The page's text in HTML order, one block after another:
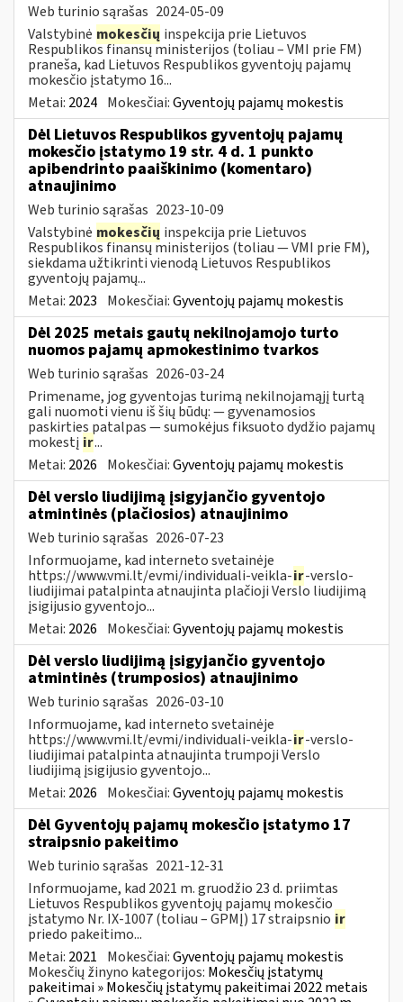
Web turinio sąrašas 2024-05-09
Valstybinė mokesčių inspekcija prie Lietuvos
Respublikos finansų ministerijos (toliau – VMI prie FM)
praneša, kad Lietuvos Respublikos gyventojų pajamų
mokesčio įstatymo 16...
Metai: 2024 Mokesčiai:Gyventojų pajamų mokestis
Dėl Lietuvos Respublikos gyventojų pajamų
mokesčio įstatymo 19 str. 4 d. 1 punkto
apibendrinto paaiškinimo (komentaro)
atnaujinimo
Web turinio sąrašas 2023-10-09
Valstybinė mokesčių inspekcija prie Lietuvos
Respublikos finansų ministerijos (toliau — VMI prie FM),
siekdama užtikrinti vienodą Lietuvos Respublikos
gyventojų pajamų...
Metai: 2023 Mokesčiai:Gyventojų pajamų mokestis
Dėl 2025 metais gautų nekilnojamojo turto
nuomos pajamų apmokestinimo tvarkos
Web turinio sąrašas 2026-03-24
Primename, jog gyventojas turimą nekilnojamąjį turtą
gali nuomoti vienu iš šių būdų: — gyvenamosios
paskirties patalpas — sumokėjus fiksuoto dydžio pajamų
mokestį ir...
Metai: 2026 Mokesčiai:Gyventojų pajamų mokestis
Dėl verslo liudijimą įsigyjančio gyventojo
atmintinės (plačiosios) atnaujinimo
Web turinio sąrašas 2026-07-23
Informuojame, kad interneto svetainėje
https://www.vmi.lt/evmi/individuali-veikla-ir-verslo-
liudijimai patalpinta atnaujinta plačioji Verslo liudijimą
įsigijusio gyventojo...
Metai: 2026 Mokesčiai:Gyventojų pajamų mokestis
Dėl verslo liudijimą įsigyjančio gyventojo
atmintinės (trumposios) atnaujinimo
Web turinio sąrašas 2026-03-10
Informuojame, kad interneto svetainėje
https://www.vmi.lt/evmi/individuali-veikla-ir-verslo-
liudijimai patalpinta atnaujinta trumpoji Verslo
liudijimą įsigijusio gyventojo...
Metai: 2026 Mokesčiai:Gyventojų pajamų mokestis
Dėl Gyventojų pajamų mokesčio įstatymo 17
straipsnio pakeitimo
Web turinio sąrašas 2021-12-31
Informuojame, kad 2021 m. gruodžio 23 d. priimtas
Lietuvos Respublikos gyventojų pajamų mokesčio
įstatymo Nr. IX-1007 (toliau – GPMĮ) 17 straipsnio ir
priedo pakeitimo...
Metai: 2021 Mokesčiai:Gyventojų pajamų mokestis
Mokesčių žinyno kategorijos: Mokesčių įstatymų
pakeitimai » Mokesčių įstatymų pakeitimai 2022 metais